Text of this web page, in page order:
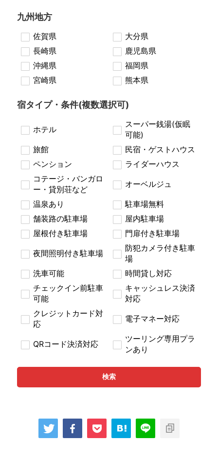
九州地方
佐賀県
大分県
長崎県
鹿児島県
沖縄県
福岡県
宮崎県
熊本県
宿タイプ・条件(複数選択可)
ホテル
スーパー銭湯(仮眠
可能)
旅館
民宿・ゲストハウス
ペンション
ライダーハウス
コテージ・バンガロ
ー・貸別荘など
オーベルジュ
温泉あり
駐車場無料
舗装路の駐車場
屋内駐車場
屋根付き駐車場
門扉付き駐車場
夜間照明付き駐車場
防犯カメラ付き駐車
場
洗車可能
時間貸し対応
チェックイン前駐車
可能
キャッシュレス決済
対応
クレジットカード対
応
電子マネー対応
QRコード決済対応
ツーリング専用プラ
ンあり
検索